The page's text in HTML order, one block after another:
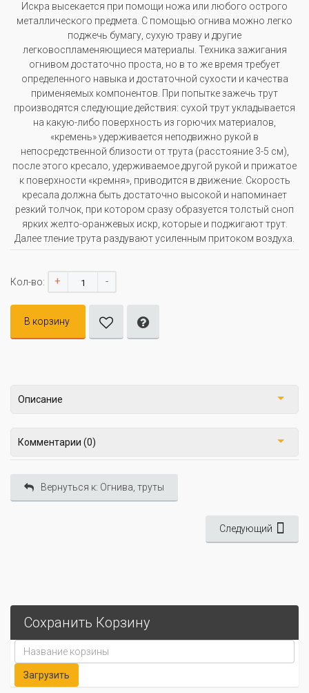
Искра высекается при помощи ножа или любого острого
металлического предмета. С помощью огнива можно легко
поджечь бумагу, сухую траву и другие
легковоспламеняющиеся материалы. Техника зажигания
огнивом достаточно проста, но в то же время требует
определенного навыка и достаточной сухости и качества
применяемых компонентов. При попытке зажечь трут
производятся следующие действия: сухой трут укладывается
на какую-либо поверхность из горючих материалов,
«кремень» удерживается неподвижно рукой в
непосредственной близости от трута (расстояние 3-5 см),
после этого кресало, удерживаемое другой рукой и прижатое
к поверхности «кремня», приводится в движение. Скорость
кресала должна быть достаточно высокой и напоминает
резкий толчок, при котором сразу образуется толстый сноп
ярких желто-оранжевых искр, которые и поджигают трут.
Далее тление трута раздувают усиленным притоком воздуха.
Кол-во: + -
В корзину
Описание
Комментарии (0)
Вернуться к: Огнива, труты
Следующий
Сохранить Корзину